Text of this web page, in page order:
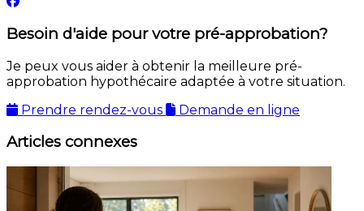
Besoin d'aide pour votre pré-approbation?
Je peux vous aider à obtenir la meilleure pré-
approbation hypothécaire adaptée à votre situation.
Prendre rendez-vous
Demande en ligne
Articles connexes